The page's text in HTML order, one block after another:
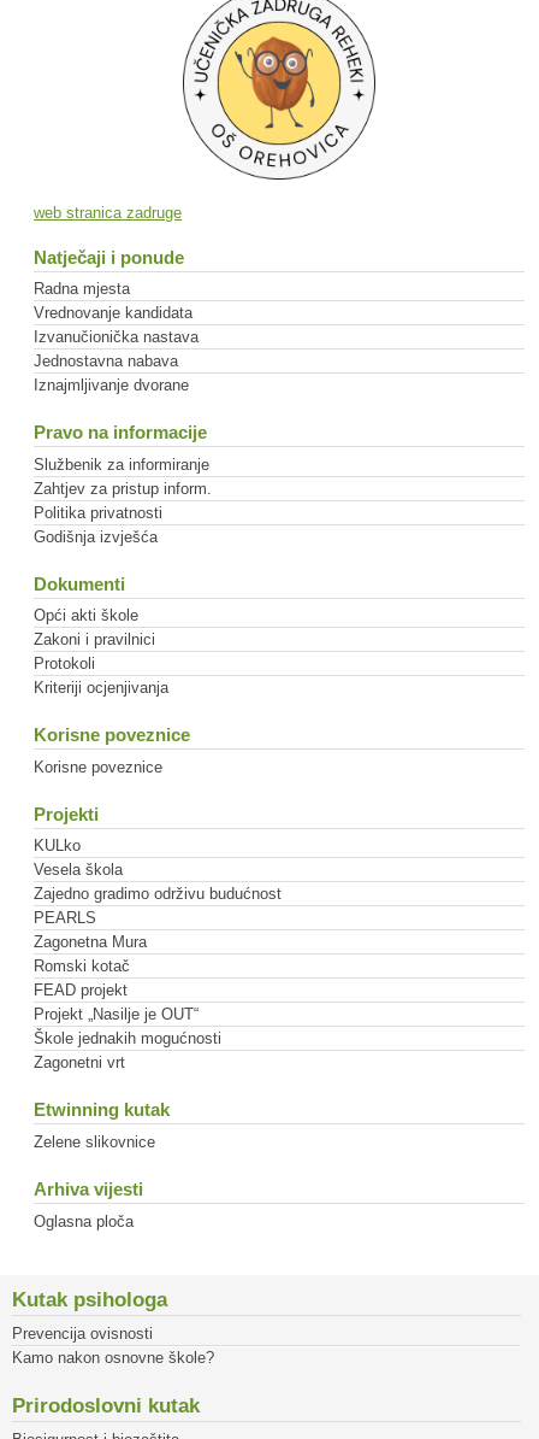
web stranica zadruge
Natječaji i ponude
Radna mjesta
Vrednovanje kandidata
Izvanučionička nastava
Jednostavna nabava
Iznajmljivanje dvorane
Pravo na informacije
Službenik za informiranje
Zahtjev za pristup inform.
Politika privatnosti
Godišnja izvješća
Dokumenti
Opći akti škole
Zakoni i pravilnici
Protokoli
Kriteriji ocjenjivanja
Korisne poveznice
Korisne poveznice
Projekti
KULko
Vesela škola
Zajedno gradimo održivu budućnost
PEARLS
Zagonetna Mura
Romski kotač
FEAD projekt
Projekt „Nasilje je OUT“
Škole jednakih mogućnosti
Zagonetni vrt
Etwinning kutak
Zelene slikovnice
Arhiva vijesti
Oglasna ploča
Kutak psihologa
Prevencija ovisnosti
Kamo nakon osnovne škole?
Prirodoslovni kutak